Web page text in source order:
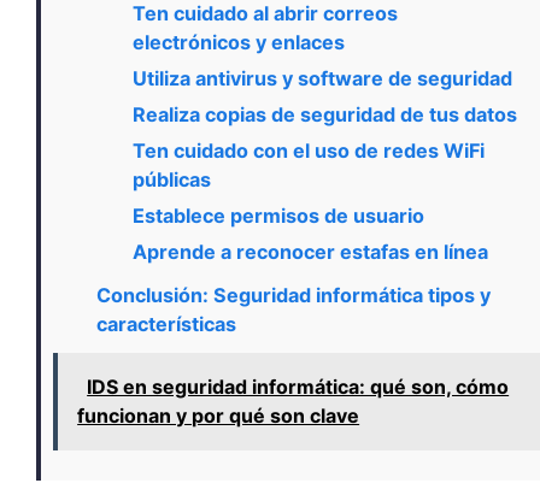
Ten cuidado al abrir correos
electrónicos y enlaces
Utiliza antivirus y software de seguridad
Realiza copias de seguridad de tus datos
Ten cuidado con el uso de redes WiFi
públicas
Establece permisos de usuario
Aprende a reconocer estafas en línea
Conclusión: Seguridad informática tipos y
características
IDS en seguridad informática: qué son, cómo
funcionan y por qué son clave